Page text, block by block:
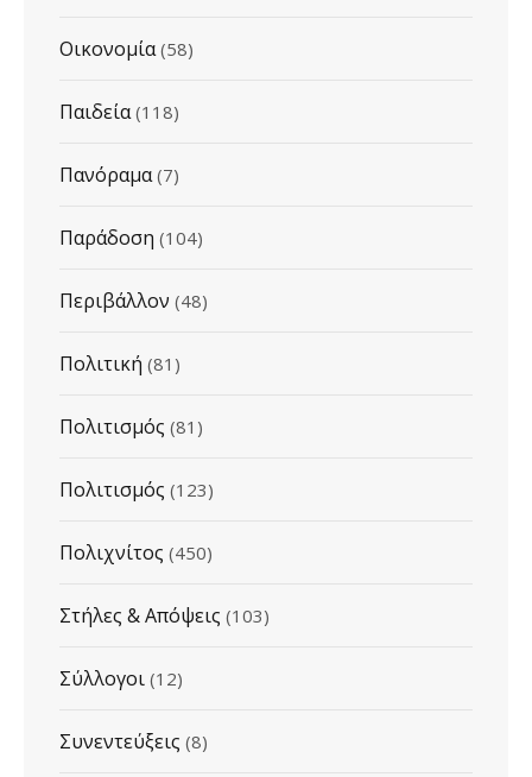
Οικονομία (58)
Παιδεία (118)
Πανόραμα (7)
Παράδοση (104)
Περιβάλλον (48)
Πολιτική (81)
Πολιτισμός (81)
Πολιτισμός (123)
Πολιχνίτος (450)
Στήλες & Απόψεις (103)
Σύλλογοι (12)
Συνεντεύξεις (8)